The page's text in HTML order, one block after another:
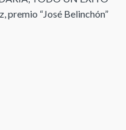
premio “José Belinchón”